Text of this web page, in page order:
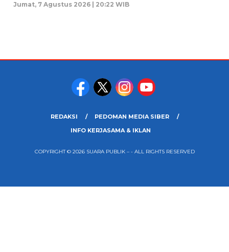
Jumat, 7 Agustus 2026 | 20:22 WIB
REDAKSI
PEDOMAN MEDIA SIBER
INFO KERJASAMA & IKLAN
COPYRIGHT © 2026 SUARA PUBLIK – - ALL RIGHTS RESERVED